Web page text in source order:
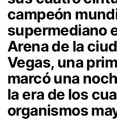
campeón
supermediano
Arena de la
Vegas, una
marcó una
la era de los
organismos